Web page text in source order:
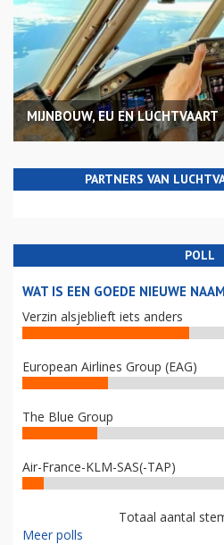
MIJNBOUW, EU EN LUCHTVAART
PARTNERS VAN
POLL
WAT IS EEN GOEDE NIEUWE
Verzin alsjeblieft iets anders
European Airlines Group (EAG)
The Blue Group
Air-France-KLM-SAS(-TAP)
Totaal aantal
Meer polls